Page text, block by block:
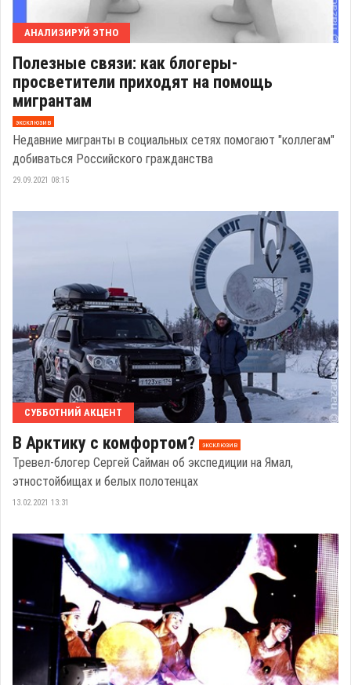
АНАЛИЗИРУЙ ЭТНО
Полезные связи: как блогеры-
просветители приходят на помощь
мигрантам
эксклюзив
Недавние мигранты в социальных сетях помогают "коллегам"
добиваться Российского гражданства
29.09.2021 08:15
СУББОТНИЙ АКЦЕНТ
В Арктику с комфортом? эксклюзив
Тревел-блогер Сергей Сайман об экспедиции на Ямал,
этностойбищах и белых полотенцах
13.02.2021 13:31